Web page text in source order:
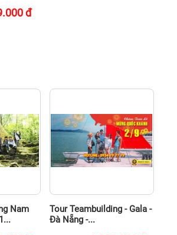
đ
Nam
Tour Teambuilding - Gala -
Đà Nẵng -...